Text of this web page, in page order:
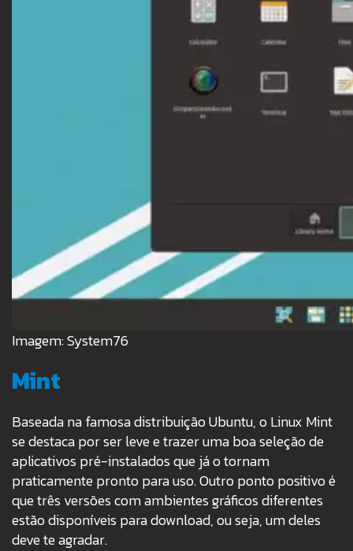
Imagem: System76
Mint
Baseada na famosa distribuição Ubuntu, o Linux Mint
se destaca por ser leve e trazer uma boa seleção de
aplicativos pré-instalados que já o tornam
praticamente pronto para uso. Outro ponto positivo é
que três versões com ambientes gráficos diferentes
estão disponíveis para download, ou seja, um deles
deve te agradar.